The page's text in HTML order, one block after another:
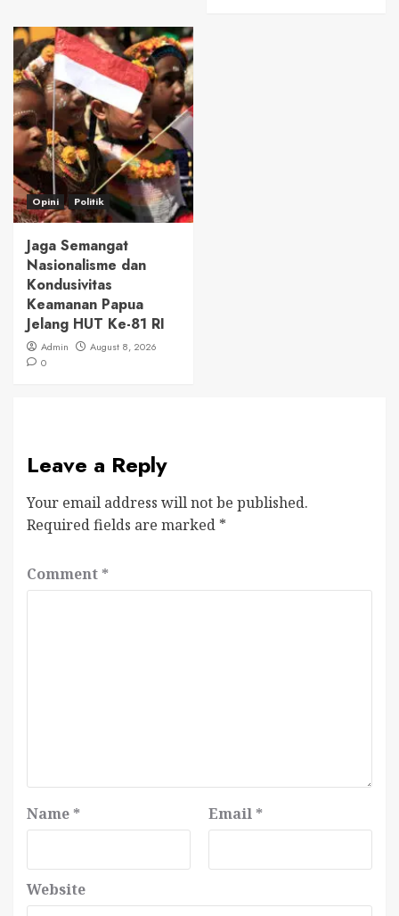
Opini Politik
Jaga Semangat
Nasionalisme dan
Kondusivitas
Keamanan Papua
Jelang HUT Ke-81 RI
Admin
August 8, 2026
0
Leave a Reply
Your email address will not be published.
Required fields are marked *
Comment *
Name * Email *
Website